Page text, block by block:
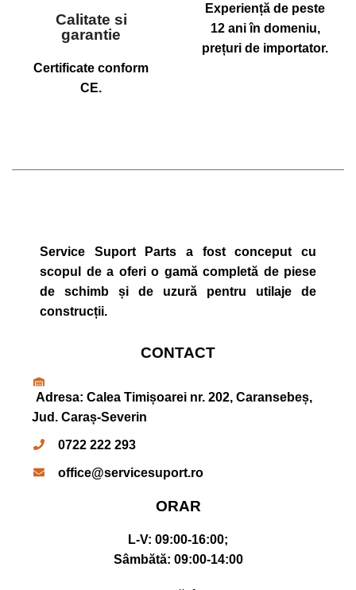
Calitate si
garantie
Certificate conform
CE.
Experiență de peste
12 ani în domeniu,
prețuri de importator.
Service Suport Parts a fost conceput cu
scopul de a oferi o gamă completă de piese
de schimb și de uzură pentru utilaje de
construcții.
CONTACT
Adresa: Calea Timișoarei nr. 202, Caransebeș,
Jud. Caraș-Severin
0722 222 293
office@servicesuport.ro
ORAR
L-V: 09:00-16:00;
Sâmbătă: 09:00-14:00